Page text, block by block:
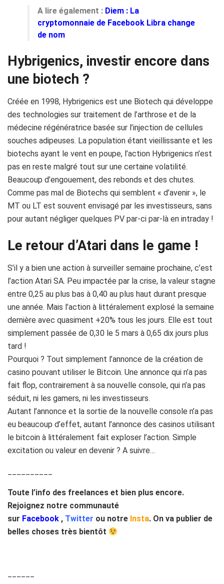
A lire également : Diem : La
cryptomonnaie de Facebook Libra change
de nom
Hybrigenics, investir encore dans
une biotech ?
Créée en 1998, Hybrigenics est une Biotech qui développe
des technologies sur traitement de l’arthrose et de la
médecine régénératrice basée sur l’injection de cellules
souches adipeuses. La population étant vieillissante et les
biotechs ayant le vent en poupe, l’action Hybrigenics n’est
pas en reste malgré tout sur une certaine volatilité.
Beaucoup d’engouement, des rebonds et des chutes.
Comme pas mal de Biotechs qui semblent « d’avenir », le
MT ou LT est souvent envisagé par les investisseurs, sans
pour autant négliger quelques PV par-ci par-là en intraday !
Le retour d’Atari dans le game !
S’il y a bien une action à surveiller semaine prochaine, c’est
l’action Atari SA. Peu impactée par la crise, la valeur stagne
entre 0,25 au plus bas à 0,40 au plus haut durant presque
une année. Mais l’action à littéralement explosé la semaine
dernière avec quasiment +20% tous les jours. Elle est tout
simplement passée de 0,30 le 5 mars à 0,65 dix jours plus
tard !
Pourquoi ? Tout simplement l’annonce de la création de
casino pouvant utiliser le Bitcoin. Une annonce qui n’a pas
fait flop, contrairement à sa nouvelle console, qui n’a pas
séduit, ni les gamers, ni les investisseurs.
Autant l’annonce et la sortie de la nouvelle console n’a pas
eu beaucoup d’effet, autant l’annonce des casinos utilisant
le bitcoin à littéralement fait exploser l’action. Simple
excitation ou valeur en devenir ? A suivre…
Toute l’info des freelances et bien plus encore.
Rejoignez notre communauté
sur Facebook , Twitter ou notre Insta. On va publier de
belles choses très bientôt